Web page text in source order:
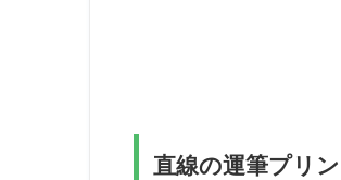
直線の運筆プリ